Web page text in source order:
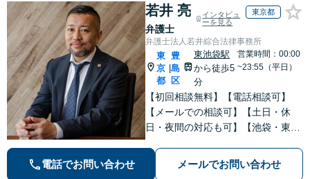
若井 亮
弁護士
インタビュ
ーを見る
東京都
弁護士法人若井綜合法律事務所
東
京
都
豊
島
区
東池袋駅
から徒歩5
分
営業時間：00:00
~23:55（平日）
【初回相談無料】【電話相談可】
【メールでの相談可】【土日・休
日・夜間の対応も可】【池袋・東池
トラブル・刑事事件を中心に「個
人」の方からのご相談・ご依頼を幅
電話でお問い合わせ メールでお問い合わせ